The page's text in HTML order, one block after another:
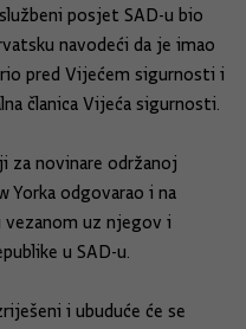
posjet SAD-u bio
navodeći da je imao
pred Vijećem sigurnosti i
članica Vijeća sigurnosti.
za novinare održanoj
Yorka odgovarao i na
vezanom uz njegov i
u SAD-u.
i ubuduće će se